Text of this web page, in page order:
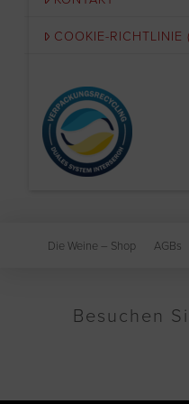
COOKIE-RICHTLINIE
Die Weine – Shop AGBs
Besuchen